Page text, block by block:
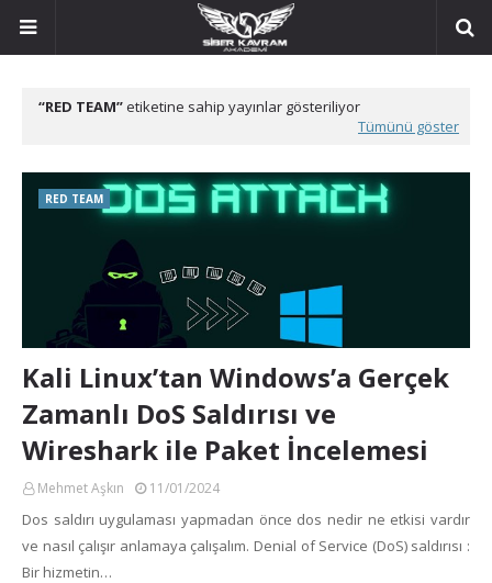
RED TEAM etiketine sahip yayınlar gösteriliyor
Tümünü göster
RED TEAM
Kali Linux’tan Windows’a Gerçek
Zamanlı DoS Saldırısı ve
Wireshark ile Paket İncelemesi
Mehmet Aşkın 11/01/2024
Dos saldırı uygulaması yapmadan önce dos nedir ne etkisi vardır
ve nasıl çalışır anlamaya çalışalım. Denial of Service (DoS) saldırısı :
Bir hizmetin…